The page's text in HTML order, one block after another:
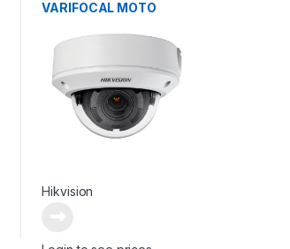
VARIFOCAL MOTO
Hikvision